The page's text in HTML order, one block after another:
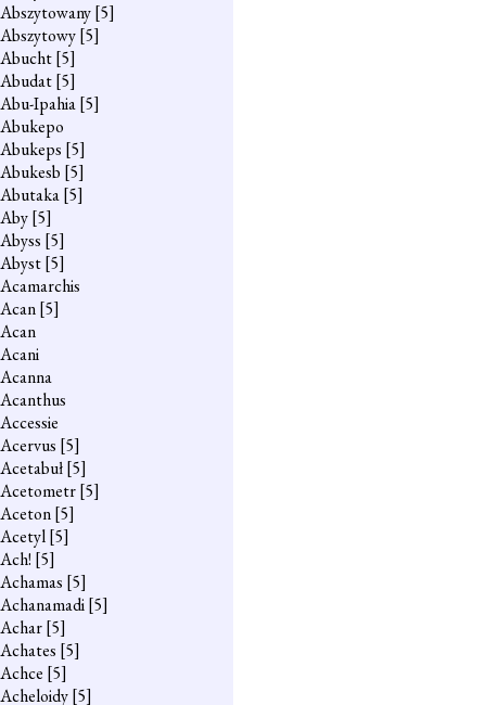
Abszytowany[5]
Abszytowy[5]
Abucht[5]
Abudat[5]
Abu-Ipahia[5]
Abukepo
Abukeps [5]
Abukesb [5]
Abutaka[5]
Aby[5]
Abyss [5]
Abyst[5]
Acamarchis
Acan[5]
Acan
Acani
Acanna
Acanthus
Accessie
Acervus [5]
Acetabuł[5]
Acetometr[5]
Aceton[5]
Acetyl[5]
Ach! [5]
Achamas [5]
Achanamadi[5]
Achar[5]
Achates [5]
Achce [5]
Acheloidy[5]